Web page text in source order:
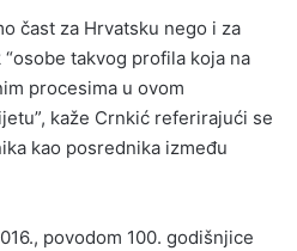
čast za Hrvatsku nego i za
takvog profila koja na
procesima u ovom
kaže Crnkić referirajući se
kao posrednika između
povodom 100. godišnjice